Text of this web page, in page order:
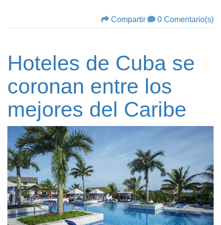
Compartir 0 Comentario(s)
Hoteles de Cuba se
coronan entre los
mejores del Caribe